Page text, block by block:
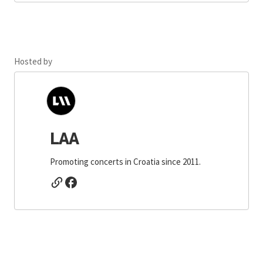
Hosted by
LAA
Promoting concerts in Croatia since 2011.